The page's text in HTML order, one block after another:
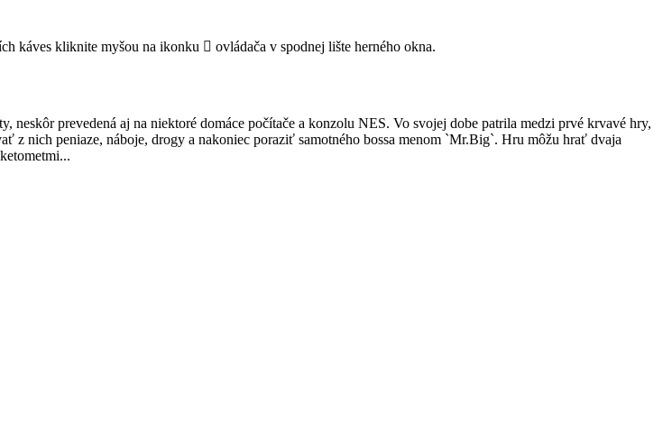
káves kliknite myšou na ikonku ovládača v spodnej lište herného okna.
neskôr prevedená aj na niektoré domáce počítače a konzolu NES. Vo svojej dobe patrila medzi prvé krvavé hry,
nich peniaze, náboje, drogy a nakoniec poraziť samotného bossa menom `Mr.Big`. Hru môžu hrať dvaja